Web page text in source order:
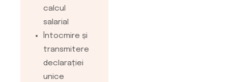
calcul
salarial
Întocmire și
transmitere
declarației
unice